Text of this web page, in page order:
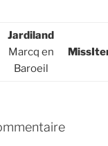
Jardiland
Marcq en
Baroeil